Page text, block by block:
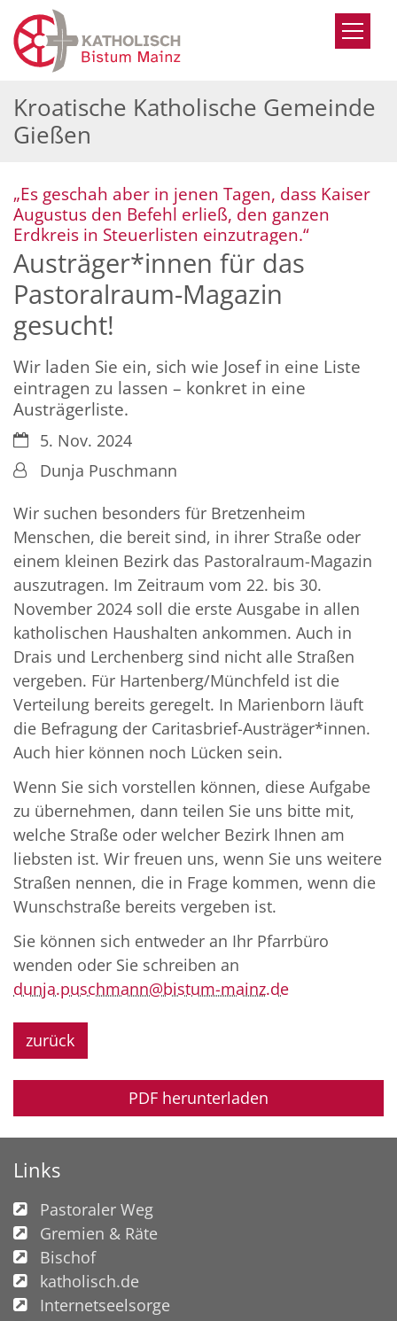
Zum Inhalt springen
Kroatische Katholische Gemeinde
Gießen
„Es geschah aber in jenen Tagen, dass Kaiser
Augustus den Befehl erließ, den ganzen
Erdkreis in Steuerlisten einzutragen.“:
Austräger*innen für das
Pastoralraum-Magazin
gesucht!
Wir laden Sie ein, sich wie Josef in eine Liste
eintragen zu lassen – konkret in eine
Austrägerliste.
Datum:5. Nov. 2024
Von:Dunja Puschmann
Wir suchen besonders für Bretzenheim
Menschen, die bereit sind, in ihrer Straße oder
einem kleinen Bezirk das Pastoralraum-Magazin
auszutragen. Im Zeitraum vom 22. bis 30.
November 2024 soll die erste Ausgabe in allen
katholischen Haushalten ankommen. Auch in
Drais und Lerchenberg sind nicht alle Straßen
vergeben. Für Hartenberg/Münchfeld ist die
Verteilung bereits geregelt. In Marienborn läuft
die Befragung der Caritasbrief-Austräger*innen.
Auch hier können noch Lücken sein.
Wenn Sie sich vorstellen können, diese Aufgabe
zu übernehmen, dann teilen Sie uns bitte mit,
welche Straße oder welcher Bezirk Ihnen am
liebsten ist. Wir freuen uns, wenn Sie uns weitere
Straßen nennen, die in Frage kommen, wenn die
Wunschstraße bereits vergeben ist.
Sie können sich entweder an Ihr Pfarrbüro
wenden oder Sie schreiben an
dunja.puschmann@bistum-mainz.de
zurück
PDF herunterladen
Links
Pastoraler Weg
Gremien & Räte
Bischof
katholisch.de
Internetseelsorge